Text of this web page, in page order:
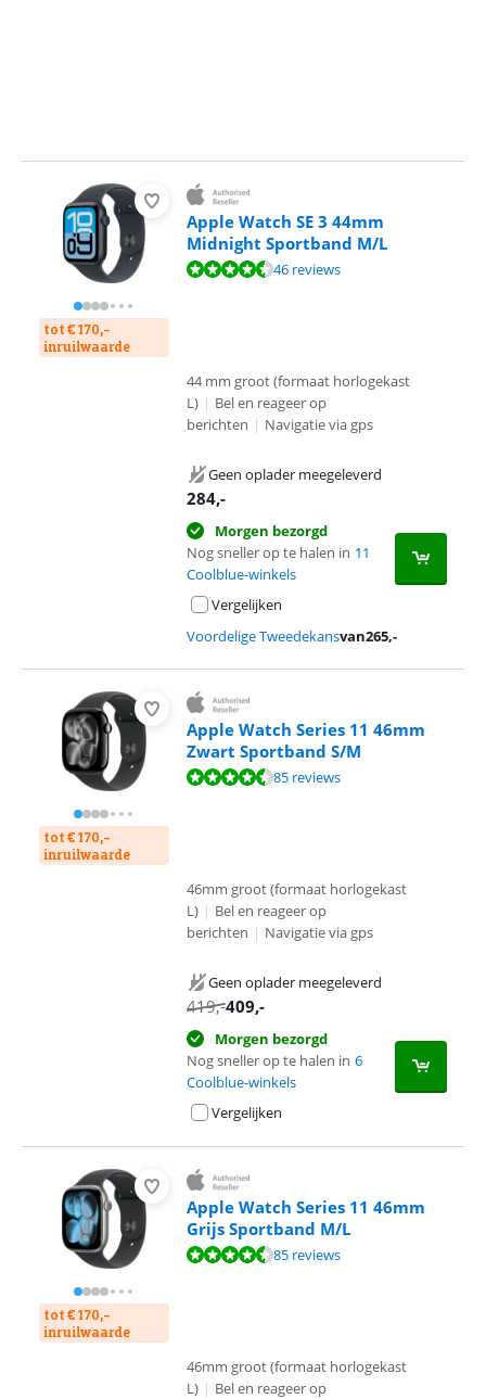
tot € 170,-
inruilwaarde
Apple Watch SE 3 44mm
Midnight Sportband M/L
Beoordeling is 9,0 van de 10, gebaseerd op 46 reviews.
46 reviews
44 mm groot (formaat horlogekast
L) | Bel en reageer op
berichten | Navigatie via gps
Geen oplader meegeleverd
284,-
Morgen bezorgd
Nog sneller op te halen in 11
Coolblue-winkels
Vergelijken
Voordelige Tweedekansvan265,-
tot € 170,-
inruilwaarde
Apple Watch Series 11 46mm
Zwart Sportband S/M
Beoordeling is 9,2 van de 10, gebaseerd op 85 reviews.
85 reviews
46mm groot (formaat horlogekast
L) | Bel en reageer op
berichten | Navigatie via gps
Geen oplader meegeleverd
419,-409,-
Morgen bezorgd
Nog sneller op te halen in 6
Coolblue-winkels
Vergelijken
tot € 170,-
inruilwaarde
Apple Watch Series 11 46mm
Grijs Sportband M/L
Beoordeling is 9,2 van de 10, gebaseerd op 85 reviews.
85 reviews
46mm groot (formaat horlogekast
L) | Bel en reageer op